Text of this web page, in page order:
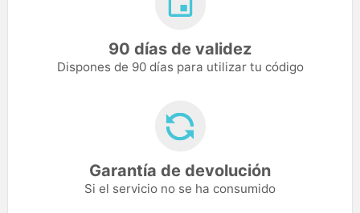
90 días de validez
Dispones de 90 días para utilizar tu código
Garantía de devolución
Si el servicio no se ha consumido